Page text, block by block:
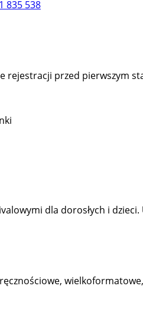
835 538
rejestracji przed pierwszym
dla dorosłych i dzieci.